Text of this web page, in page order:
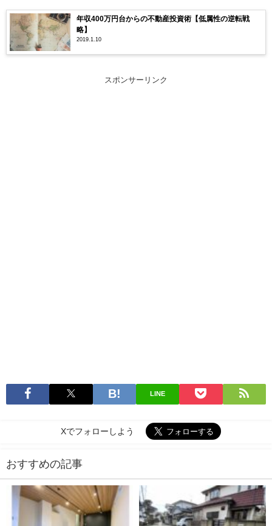
年収400万円台からの不動産投資術【低属性の逆転戦
略】
2019.1.10
スポンサーリンク
LINE
Xでフォローしよう
おすすめの記事